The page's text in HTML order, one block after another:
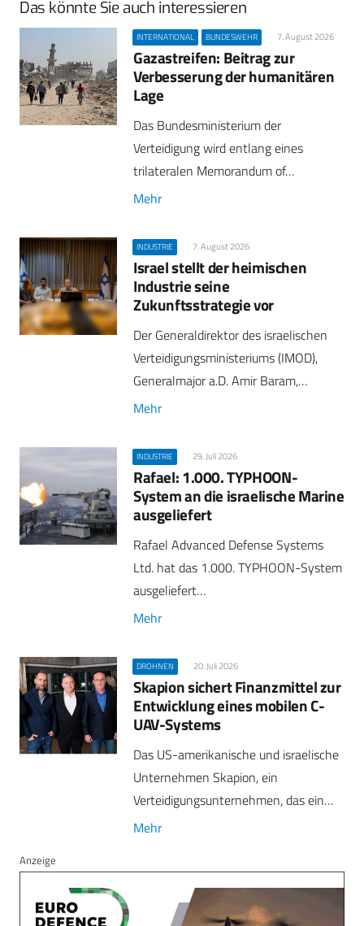
Das könnte Sie auch interessieren
INTERNATIONAL BUNDESWEHR 7. August 2026
Gazastreifen: Beitrag zur
Verbesserung der humanitären
Lage
Das Bundesministerium der
Verteidigung wird entlang eines
trilateralen Memorandum of…
Mehr
INDUSTRIE 7. August 2026
Israel stellt der heimischen
Industrie seine
Zukunftsstrategie vor
Der Generaldirektor des israelischen
Verteidigungsministeriums (IMOD),
Generalmajor a.D. Amir Baram,…
Mehr
INDUSTRIE 29. Juli 2026
Rafael: 1.000. TYPHOON-
System an die israelische Marine
ausgeliefert
Rafael Advanced Defense Systems
Ltd. hat das 1.000. TYPHOON-System
ausgeliefert…
Mehr
DROHNEN 20. Juli 2026
Skapion sichert Finanzmittel zur
Entwicklung eines mobilen C-
UAV-Systems
Das US-amerikanische und israelische
Unternehmen Skapion, ein
Verteidigungsunternehmen, das ein…
Mehr
Anzeige